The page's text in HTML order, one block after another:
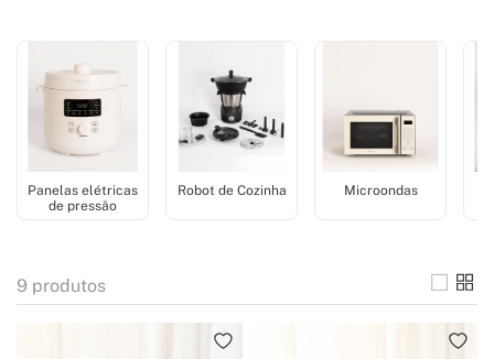
em nossas panelas elétricas de arroz digitais. Cozinhe
sem complicações com nossas panelas elétricas de
arroz!
Panelas elétricas
de pressão
Robot de Cozinha Microondas
9 produtos